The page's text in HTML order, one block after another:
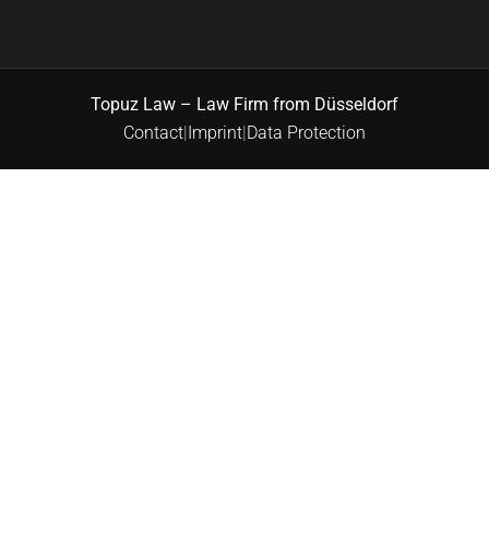
Topuz Law – Law Firm from Düsseldorf
Contact Imprint Data Protection